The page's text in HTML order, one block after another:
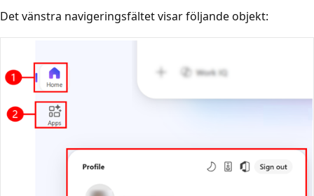
Det vänstra navigeringsfältet visar följande objekt: